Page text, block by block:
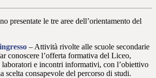
presentate le tre aree dell’orientamento del
– Attività rivolte alle scuole secondarie
conoscere l’offerta formativa del Liceo,
laboratori e incontri informativi, con l’obiettivo
scelta consapevole del percorso di studi.